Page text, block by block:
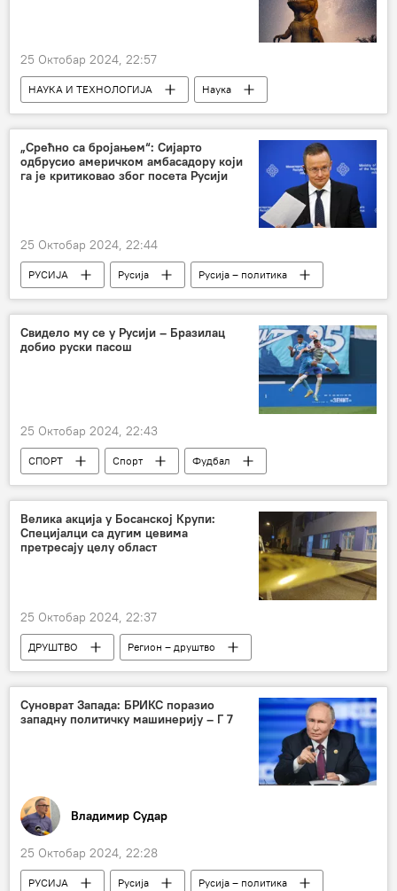
25 Октобар 2024, 22:57
НАУКА И ТЕХНОЛОГИЈА
Наука
палеонтологија
диносауруси
јаје
Кина
„Срећно са бројањем“: Сијарто
одбрусио америчком амбасадору који
га је критиковао због посета Русији
25 Октобар 2024, 22:44
РУСИЈА Русија
Русија – политика
Мађарска
САД Петер Сијарто
Свидело му се у Русији – Бразилац
добио руски пасош
25 Октобар 2024, 22:43
СПОРТ Спорт Фудбал
Велика акција у Босанској Крупи:
Специјалци са дугим цевима
претресају целу област
25 Октобар 2024, 22:37
ДРУШТВО
Регион – друштво
Босна и Херцеговина (БиХ)
полиција
терористички напад
Друштво
Суноврат Запада: БРИКС поразио
западну политичку машинерију – Г 7
Владимир Судар
25 Октобар 2024, 22:28
РУСИЈА Русија
Русија – политика